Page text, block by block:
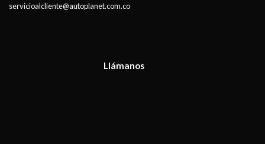
servicioalcliente@autoplanet.com.co
Llámanos